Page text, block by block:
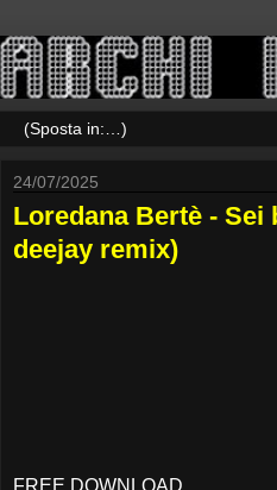
24/07/2025
Loredana Bertè -
deejay remix)